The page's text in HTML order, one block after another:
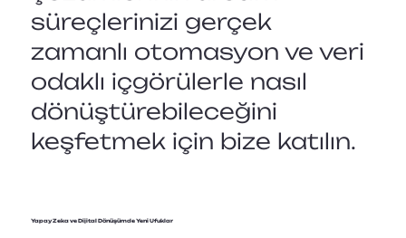
süreçlerinizi gerçek
zamanlı otomasyon ve veri
odaklı içgörülerle nasıl
dönüştürebileceğini
keşfetmek için bize katılın.
Yapay Zeka ve Dijital Dönüşümde Yeni Ufuklar